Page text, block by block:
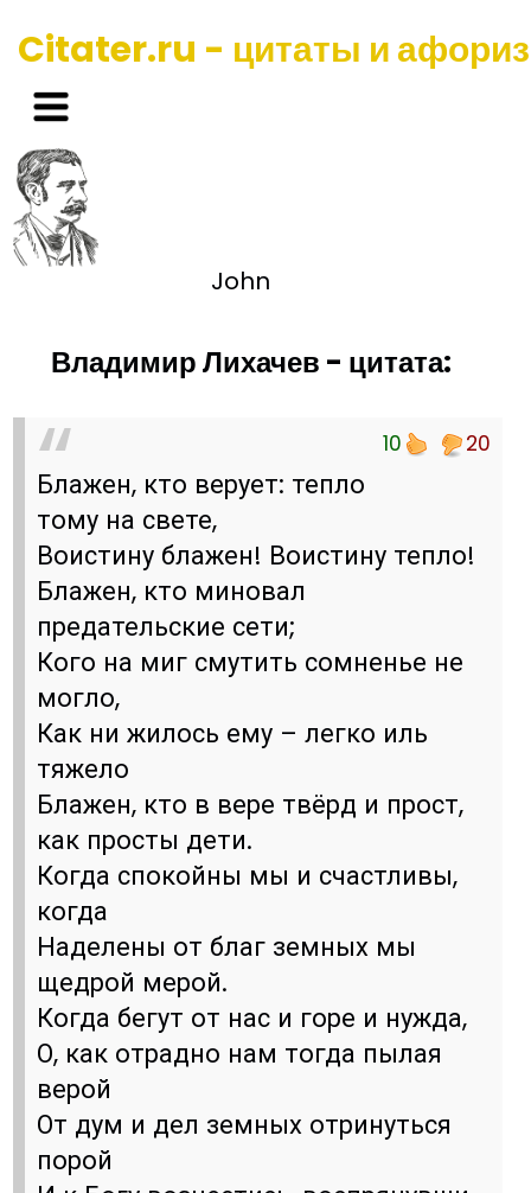
Citater.ru - цитаты и
John
Владимир Лихачев - цитата:
10 20
Блажен, кто верует: тепло
тому на свете,
Воистину блажен! Воистину тепло!
Блажен, кто миновал
предательские сети;
Кого на миг смутить сомненье не
могло,
Как ни жилось ему – легко иль
тяжело
Блажен, кто в вере твёрд и прост,
как просты дети.
Когда спокойны мы и счастливы,
когда
Наделены от благ земных мы
щедрой мерой.
Когда бегут от нас и горе и нужда,
О, как отрадно нам тогда пылая
верой
От дум и дел земных отринуться
порой